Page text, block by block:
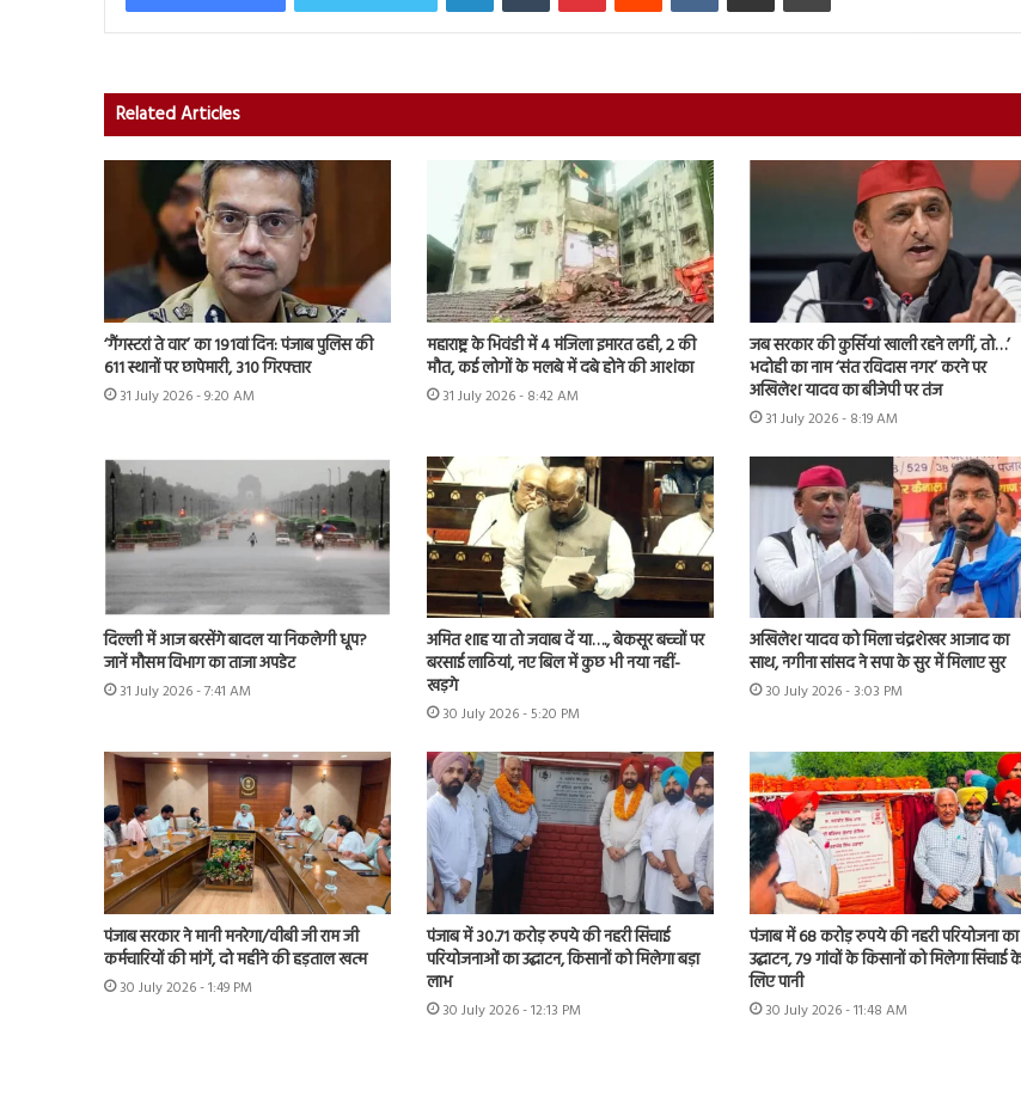
Related Articles
‘गैंगस्टरां ते वार’ का 191वां दिन: पंजाब पुलिस की
611 स्थानों पर छापेमारी, 310 गिरफ्तार
31 July 2026 - 9:20 AM
महाराष्ट्र के भिवंडी में 4 मंजिला इमारत ढही, 2 की
मौत, कई लोगों के मलबे में दबे होने की आशंका
31 July 2026 - 8:42 AM
जब सरकार की कुर्सियां खाली रहने लगीं, तो…’
भदोही का नाम ‘संत रविदास नगर’ करने पर
अखिलेश यादव का बीजेपी पर तंज
31 July 2026 - 8:19 AM
दिल्ली में आज बरसेंगे बादल या निकलेगी धूप?
जानें मौसम विभाग का ताजा अपडेट
31 July 2026 - 7:41 AM
अमित शाह या तो जवाब दें या…., बेकसूर बच्चों पर
बरसाई लाठियां, नए बिल में कुछ भी नया नहीं-
खड़गे
30 July 2026 - 5:20 PM
अखिलेश यादव को मिला चंद्रशेखर आजाद का
साथ, नगीना सांसद ने सपा के सुर में मिलाए सुर
30 July 2026 - 3:03 PM
पंजाब सरकार ने मानी मनरेगा/वीबी जी राम जी
कर्मचारियों की मांगें, दो महीने की हड़ताल खत्म
30 July 2026 - 1:49 PM
पंजाब में 30.71 करोड़ रुपये की नहरी सिंचाई
परियोजनाओं का उद्घाटन, किसानों को मिलेगा बड़ा
लाभ
30 July 2026 - 12:13 PM
पंजाब में 68 करोड़ रुपये की नहरी परियोजना का
उद्घाटन, 79 गांवों के किसानों को मिलेगा सिंचाई
लिए पानी
30 July 2026 - 11:48 AM